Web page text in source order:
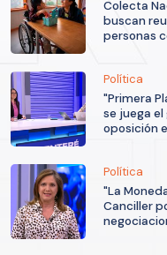
Colecta
buscan
personas
Política
"Primera
se juega
oposición
Política
"La
Canciller